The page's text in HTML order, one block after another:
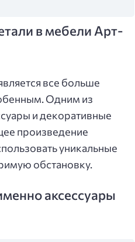
в мебели Арт-
все больше
Одним из
и декоративные
произведение
уникальные
обстановку.
аксессуары